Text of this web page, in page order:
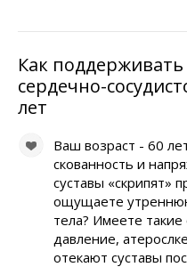
Как поддерживать
сердечно-
лет
Ваш возраст - 60
скованность и
суставы «скрипят»
ощущаете утреннюю
тела? Имеете
давление,
отекают суставы